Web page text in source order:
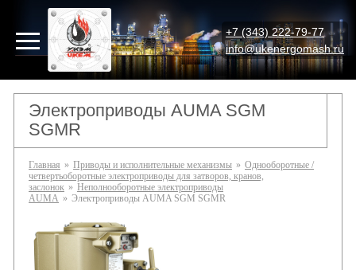
+7 (343) 222-79-77
info@ukenergomash.ru
Электроприводы AUMA SGM
SGMR
Главная » Приводы и исполнительные механизмы » Однооборотные /
четвертьоборотные электроприводы для затворов, кранов,
заслонок » Неполнооборотные электроприводы
AUMA » Электроприводы AUMA SGM SGMR